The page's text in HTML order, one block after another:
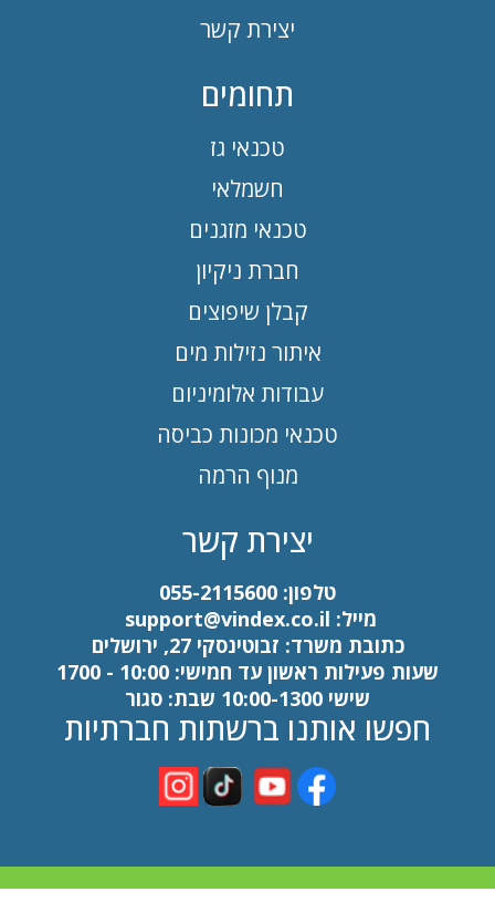
יצירת קשר
תחומים
טכנאי גז
חשמלאי
טכנאי מזגנים
חברת ניקיון
קבלן שיפוצים
איתור נזילות מים
עבודות אלומיניום
טכנאי מכונות כביסה
מנוף הרמה
יצירת קשר
טלפון: 055-2115600
מייל: support@vindex.co.il
כתובת משרד: זבוטינסקי 27, ירושלים
שעות פעילות ראשון עד חמישי: 10:00 - 1700
שישי 10:00-1300 שבת: סגור
חפשו אותנו ברשתות חברתיות